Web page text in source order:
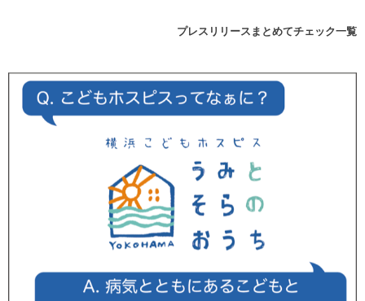
プレスリリースまとめてチェック一覧